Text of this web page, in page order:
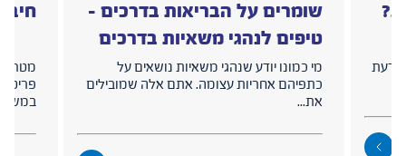
לדעת
שומרים על הבריאות בדרכים –
טיפים לנהגי משאיות בדרכים
מי כמונו יודע שנהגי משאיות נושאים על
כתפיהם אחריות עצומה. אתם אלה שמובילים
את...
מטרת